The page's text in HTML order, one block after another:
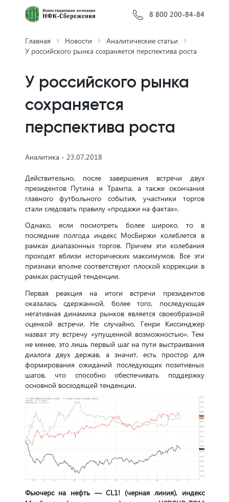
8 800 200-84-84
Главная Новости
Аналитические статьи
У российского рынка сохраняется перспектива роста
У российского рынка
сохраняется
перспектива роста
Аналитика - 23.07.2018
Действительно, после завершения встречи двух
президентов Путина и Трампа, а также окончания
главного футбольного события, участники торгов
стали следовать правилу «продажи на фактах».
Однако, если посмотреть более широко, то в
последние полгода индекс МосБиржи колеблется в
рамках диапазонных торгов. Причем эти колебания
проходят вблизи исторических максимумов. Все эти
признаки вполне соответствуют плоской коррекции в
рамках растущей тенденции.
Первая реакция на итоги встречи президентов
оказалась сдержанной, более того, последующая
негативная динамика рынков является своеобразной
оценкой встречи. Не случайно, Генри Киссинджер
назвал эту встречу «упущенной возможностью». Тем
не менее, это лишь первый шаг на пути выстраивания
диалога двух держав, а значит, есть простор для
формирования ожиданий последующих позитивных
шагов, что способно обеспечивать поддержку
основной восходящей тенденции.
Фьючерс на нефть — CL1! (черная линия), индекс